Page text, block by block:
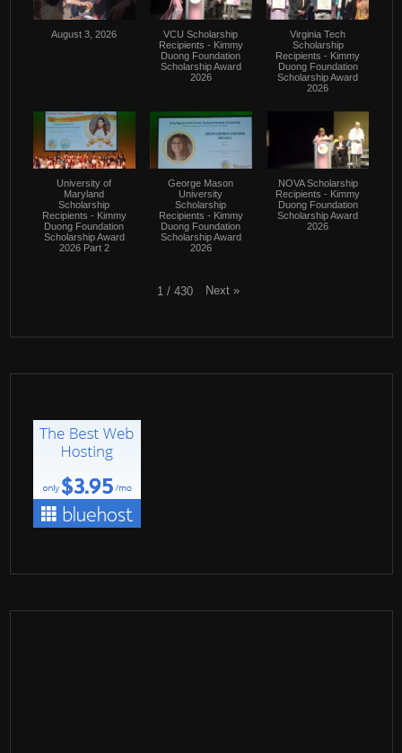
August 3, 2026
VCU Scholarship
Recipients - Kimmy
Duong Foundation
Scholarship Award
2026
Virginia Tech
Scholarship
Recipients - Kimmy
Duong Foundation
Scholarship Award
2026
University of
Maryland
Scholarship
Recipients - Kimmy
Duong Foundation
Scholarship Award
2026 Part 2
George Mason
University
Scholarship
Recipients - Kimmy
Duong Foundation
Scholarship Award
2026
NOVA Scholarship
Recipients - Kimmy
Duong Foundation
Scholarship Award
2026
1 / 430 Next »